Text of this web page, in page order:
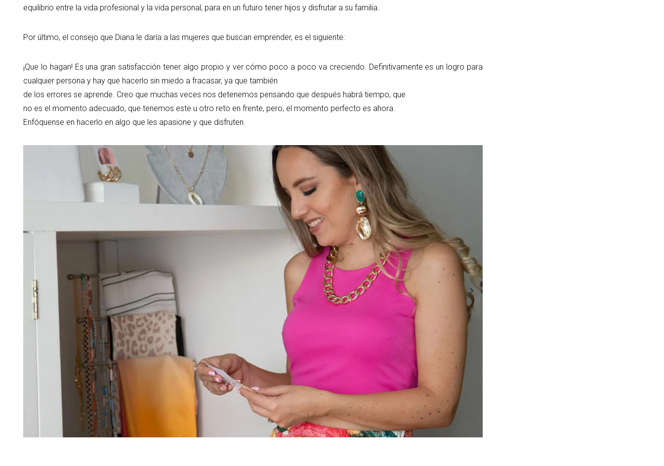
equilibrio entre la vida profesional y la vida personal, para en un futuro tener hijos y disfrutar a su familia.
Por último, el consejo que Diana le daría a las mujeres que buscan emprender, es el siguiente:
¡Que lo hagan! Es una gran satisfacción tener algo propio y ver cómo poco a poco va creciendo. Definitivamente es un logro para
cualquier persona y hay que hacerlo sin miedo a fracasar, ya que también
de los errores se aprende. Creo que muchas veces nos detenemos pensando que después habrá tiempo, que
no es el momento adecuado, que tenemos este u otro reto en frente, pero, el momento perfecto es ahora.
Enfóquense en hacerlo en algo que les apasione y que disfruten.